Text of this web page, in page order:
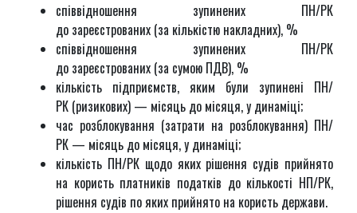
співвідношення зупинених ПН/РК
до зареєстрованих (за кількістю накладних), %
співвідношення зупинених ПН/РК
до зареєстрованих (за сумою ПДВ), %
кількість підприємств, яким були зупинені ПН/
РК (ризикових) — місяць до місяця, у динаміці;
час розблокування (затрати на розблокування) ПН/
РК — місяць до місяця, у динаміці;
кількість ПН/РК щодо яких рішення судів прийнято
на користь платників податків до кількості НП/РК,
рішення судів по яких прийнято на користь держави.